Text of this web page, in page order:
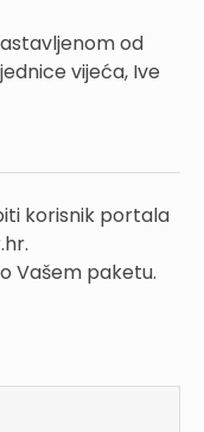
od
vijeća, Ive
korisnik portala
Vašem paketu.